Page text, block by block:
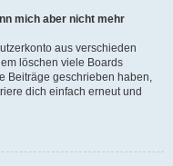
mich aber nicht mehr
aus verschieden
löschen viele Boards
Beiträge geschrieben haben,
dich einfach erneut und